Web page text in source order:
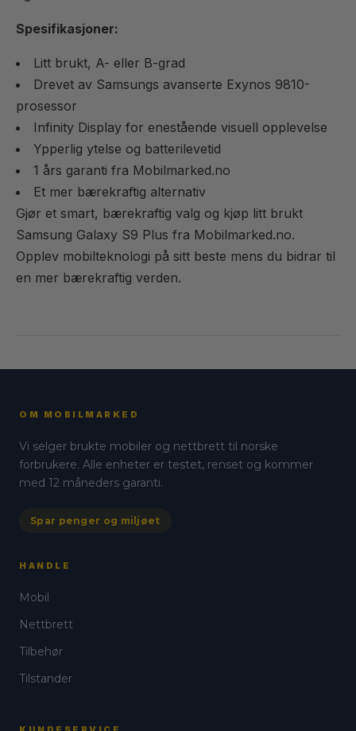
Spesifikasjoner:
Litt brukt, A- eller B-grad
Drevet av Samsungs avanserte Exynos 9810-
prosessor
Infinity Display for enestående visuell opplevelse
Ypperlig ytelse og batterilevetid
1 års garanti fra Mobilmarked.no
Et mer bærekraftig alternativ
Gjør et smart, bærekraftig valg og kjøp litt brukt
Samsung Galaxy S9 Plus fra Mobilmarked.no.
Opplev mobilteknologi på sitt beste mens du bidrar til
en mer bærekraftig verden.
OM MOBILMARKED
Vi selger brukte mobiler og nettbrett til norske
forbrukere. Alle enheter er testet, renset og kommer
med 12 måneders garanti.
Spar penger og miljøet
HANDLE
Mobil
Nettbrett
Tilbehør
Tilstander